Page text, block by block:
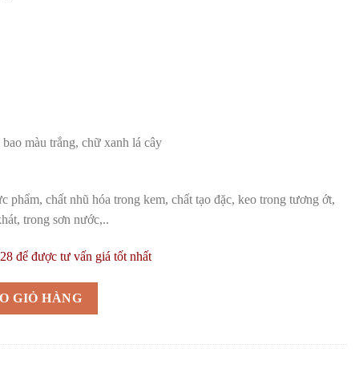
màu trắng, chữ xanh lá cây
phẩm, chất nhũ hóa trong kem, chất tạo đặc, keo trong tương ớt,
trong sơn nước,..
để được tư vấn giá tốt nhất
số lượng
GIỎ HÀNG